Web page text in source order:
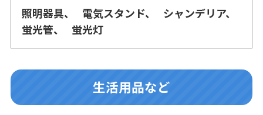
照明器具 電気スタンド
シャンデリア
蛍光管
蛍光灯
生活用品など